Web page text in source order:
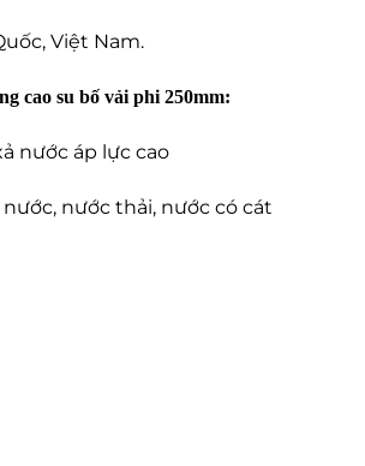
Việt Nam.
cao su bố vải phi 250mm:
nước áp lực cao
nước thải, nước có cát